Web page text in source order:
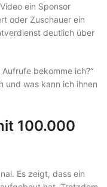
ein Sponsor
oder Zuschauer ein
deutlich über
bekomme ich?“
und was kann ich ihnen
100.000
Es zeigt, dass ein